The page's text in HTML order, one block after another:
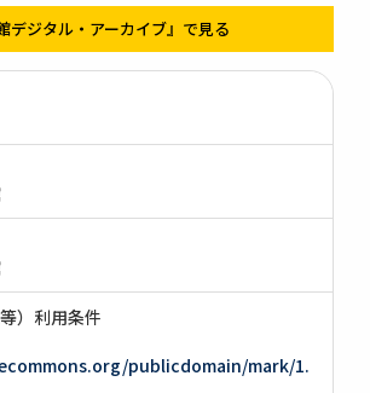
デジタル・アーカイブ』で見る
）利用条件
publicdomain/mark/1.